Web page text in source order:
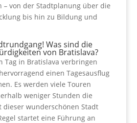
– von der Stadtplanung über die
bis hin zu Bildung und
Was sind die
von Bratislava?
Tag in Bratislava verbringen
einen Tagesausflug
Es werden viele Touren
weniger Stunden die
dieser wunderschönen Stadt
startet eine Führung an